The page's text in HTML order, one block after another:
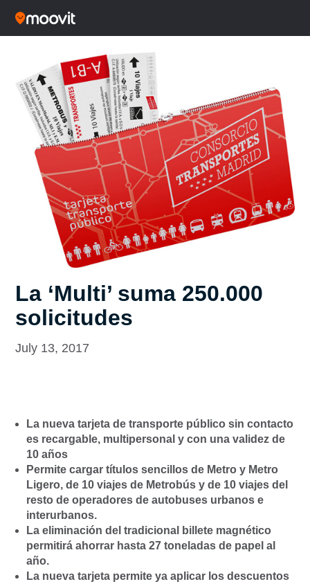
La ‘Multi’ suma 250.000
solicitudes
July 13, 2017
La nueva tarjeta de transporte público sin contacto
es recargable, multipersonal y con una validez de
10 años
Permite cargar títulos sencillos de Metro y Metro
Ligero, de 10 viajes de Metrobús y de 10 viajes del
resto de operadores de autobuses urbanos e
interurbanos.
La eliminación del tradicional billete magnético
permitirá ahorrar hasta 27 toneladas de papel al
año.
La nueva tarjeta permite ya aplicar los descuentos